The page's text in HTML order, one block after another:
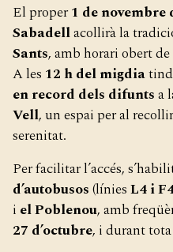
El proper1 de novembre
Sabadellacollirà la
Sants, amb horari obert de
A les 12 h del migdia
en record dels difuntsa
Vell, un espai per al
serenitat.
Per facilitar l’accés,
d’autobusos(líniesL4 i
i el Poblenou, amb
27 d’octubre, i durant